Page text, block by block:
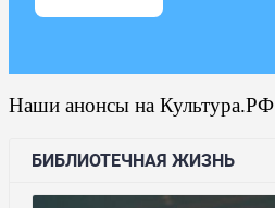
Наши анонсы на Культура.РФ